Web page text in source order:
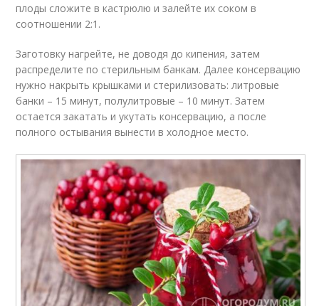
плоды сложите в кастрюлю и залейте их соком в
соотношении 2:1.
Заготовку нагрейте, не доводя до кипения, затем
распределите по стерильным банкам. Далее консервацию
нужно накрыть крышками и стерилизовать: литровые
банки – 15 минут, полулитровые – 10 минут. Затем
остается закатать и укутать консервацию, а после
полного остывания вынести в холодное место.